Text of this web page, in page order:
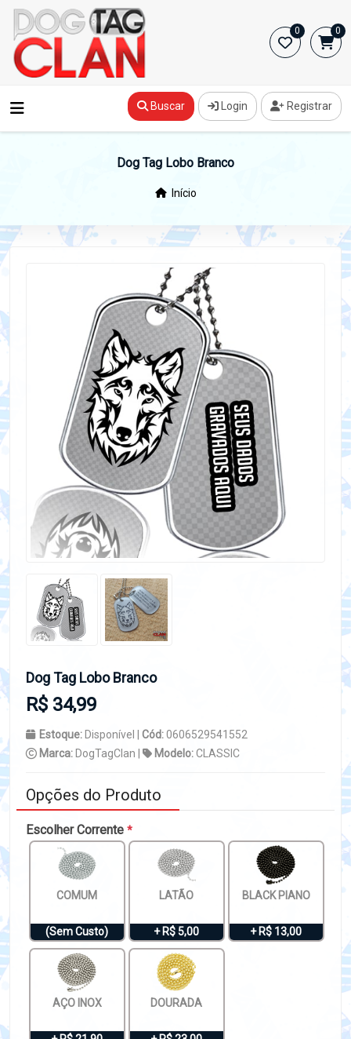
0 0
Buscar Login Registrar
Dog Tag Lobo Branco
Início
Dog Tag Lobo Branco
R$ 34,99
Estoque: Disponível | Cód:0606529541552
Marca: DogTagClan | Modelo:CLASSIC
Opções do Produto
Escolher Corrente *
COMUM
(Sem Custo)
LATÃO
+ R$ 5,00
BLACK PIANO
+ R$ 13,00
AÇO INOX DOURADA